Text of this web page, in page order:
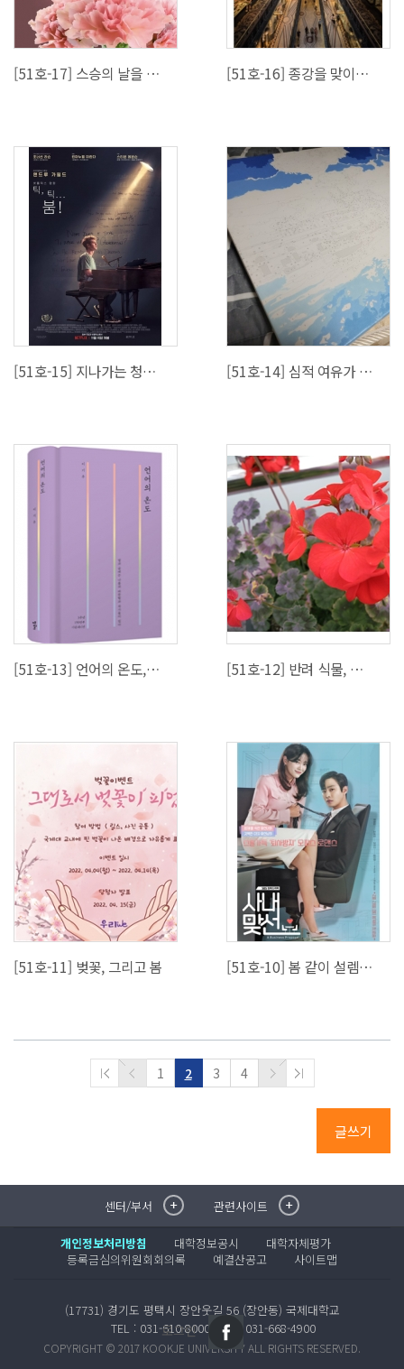
[51호-17] 스승의 날을 맞이한 국제대인의 모습 [51호-16] 종강을 맞이하여 다른 나라 공기 좀 쐬자!
[51호-15] 지나가는 청춘들에게 전하는 위로 (영화 소개) [51호-14] 심적 여유가 필요한 나에게 맞는 취미 생활은?-집에서 할 수 있는 취미 생활
[51호-13] 언어의 온도, 따뜻한 봄을 맞이하여 [51호-12] 반려 식물, 제라늄
[51호-11] 벚꽃, 그리고 봄 [51호-10] 봄 같이 설렘 가득한, 로맨스 드라마 추천!
1 2 3 4
글쓰기
센터/부서취·창업지원센터
국제대학교 입학안내
학술정보원
학생생활관
산학협력단
평생교육원
교수학습지원센터
관련사이트이메일무단수집거부
무선인터넷이용안내
포탈사이트
증명발급사이트
로그인
개인정보처리방침 대학정보공시
대학자체평가
등록금심의위원회회의록
예결산공고 사이트맵
(17731) 경기도 평택시 장안웃길 56 (장안동) 국제대학교
TEL : 031-610-8000
FAX : 031-668-4900
COPYRIGHT © 2017 KOOKJE UNIVERSITY ALL RIGHTS RESERVED.